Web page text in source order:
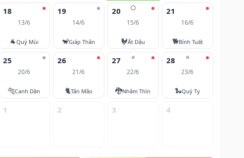
18
13/6
🐐Quý Mùi
19
14/6
🐒Giáp Thân
🌕
20
15/6
🐓Ất Dậu
21
16/6
🐕Bính Tuất
25
20/6
🐅Canh Dần
26
21/6
🐈Tân Mão
⭐
27
22/6
🐉Nhâm Thìn
⭐
28
23/6
🐍Quý Tỵ
1 2 3 4